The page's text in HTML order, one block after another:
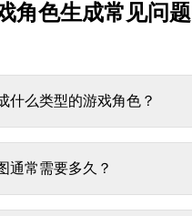
角色生成常见问题
什么类型的游戏角色？
通常需要多久？